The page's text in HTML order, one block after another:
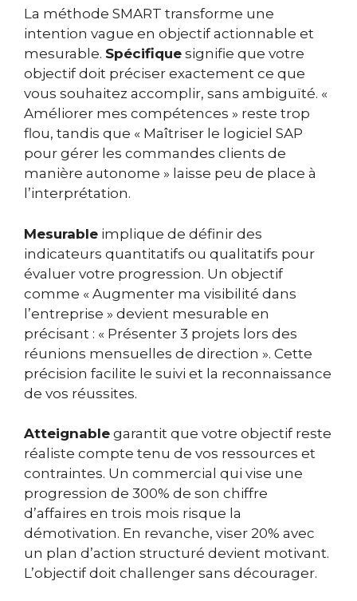
La méthode SMART transforme une
intention vague en objectif actionnable et
mesurable. Spécifique signifie que votre
objectif doit préciser exactement ce que
vous souhaitez accomplir, sans ambiguïté. «
Améliorer mes compétences » reste trop
flou, tandis que « Maîtriser le logiciel SAP
pour gérer les commandes clients de
manière autonome » laisse peu de place à
l’interprétation.
Mesurable implique de définir des
indicateurs quantitatifs ou qualitatifs pour
évaluer votre progression. Un objectif
comme « Augmenter ma visibilité dans
l’entreprise » devient mesurable en
précisant : « Présenter 3 projets lors des
réunions mensuelles de direction ». Cette
précision facilite le suivi et la reconnaissance
de vos réussites.
Atteignable garantit que votre objectif reste
réaliste compte tenu de vos ressources et
contraintes. Un commercial qui vise une
progression de 300% de son chiffre
d’affaires en trois mois risque la
démotivation. En revanche, viser 20% avec
un plan d’action structuré devient motivant.
L’objectif doit challenger sans décourager.